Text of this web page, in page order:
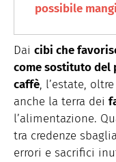
possibile
Dai cibi che
come sostituto del
caffè, l’estate,
anche la terra dei
l’alimentazione.
tra credenze
errori e sacrifici